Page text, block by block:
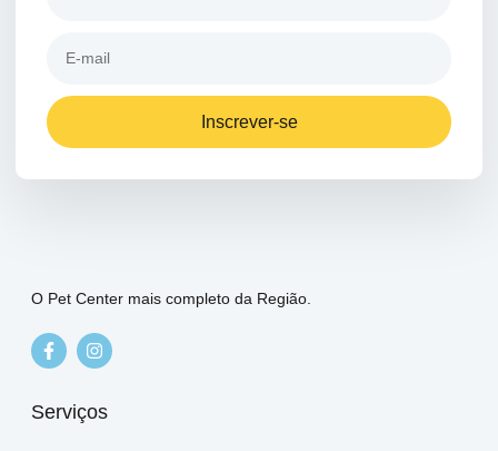
Inscrever-se
O Pet Center mais completo da Região.
Serviços